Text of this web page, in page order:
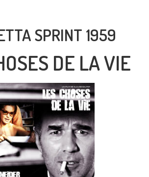
SPRINT 1959
DE LA VIE